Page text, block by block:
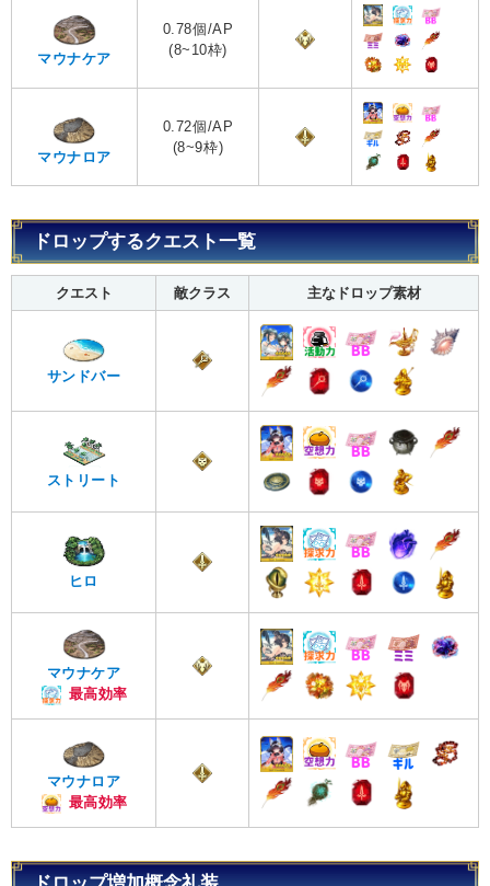
マウナケア
0.78個/AP
(8~10枠)
マウナロア
0.72個/AP
(8~9枠)
ドロップするクエスト一覧
クエスト 敵クラス 主なドロップ素材
サンドバー
ストリート
ヒロ
マウナケア
最高効率
マウナロア
最高効率